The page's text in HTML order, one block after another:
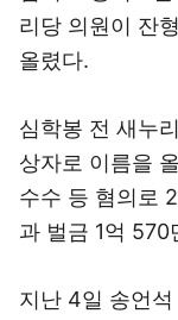
리당 의원이 잔
올렸다.
심학봉 전 새누
상자로 이름을
수수 등 혐의로
과 벌금 1억 570
지난 4일 송언